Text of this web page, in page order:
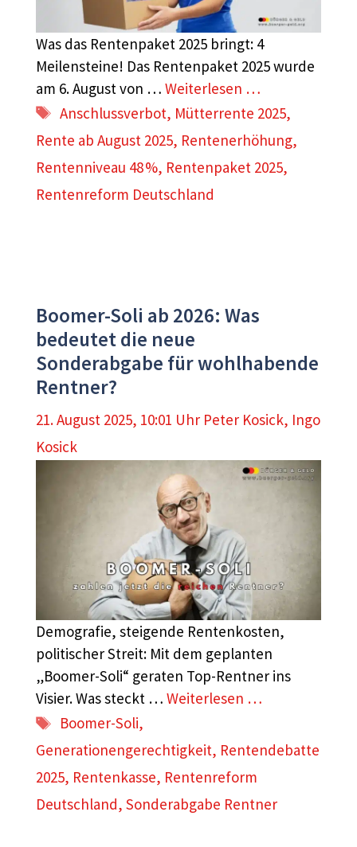
Was das Rentenpaket 2025 bringt: 4
Meilensteine! Das Rentenpaket 2025 wurde
am 6. August von … Weiterlesen …
Schlagwörter
Anschlussverbot, Mütterrente 2025,
Rente ab August 2025, Rentenerhöhung,
Rentenniveau 48 %, Rentenpaket 2025,
Rentenreform Deutschland
Boomer-Soli ab 2026: Was
bedeutet die neue
Sonderabgabe für wohlhabende
Rentner?
21. August 2025, 10:01 Uhr Peter Kosick, Ingo
Kosick
Demografie, steigende Rentenkosten,
politischer Streit: Mit dem geplanten
„Boomer-Soli“ geraten Top-Rentner ins
Visier. Was steckt … Weiterlesen …
Schlagwörter
Boomer-Soli,
Generationengerechtigkeit, Rentendebatte
2025, Rentenkasse, Rentenreform
Deutschland, Sonderabgabe Rentner